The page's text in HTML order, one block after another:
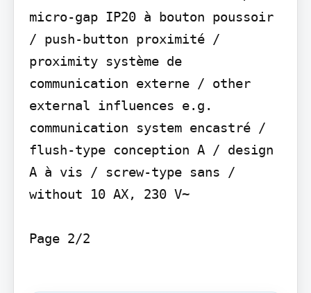
micro-gap IP20 à bouton poussoir
/ push-button proximité /
proximity système de
communication externe / other
external influences e.g.
communication system encastré /
flush-type conception A / design
A à vis / screw-type sans /
without 10 AX, 230 V~
Page 2/2